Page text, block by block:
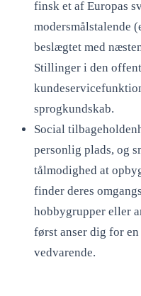
finsk et af Europas
modersmålstalende
beslægtet med
Stillinger i den
sprogkundskab.
Social
personlig plads, og
tålmodighed at
finder deres
hobbygrupper eller
først anser dig for
vedvarende.